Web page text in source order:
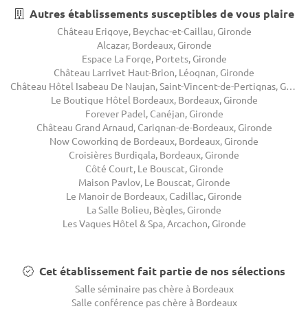
Autres établissements susceptibles de vous plaire
Château Erigoye, Beychac-et-Caillau, Gironde
Alcazar, Bordeaux, Gironde
Espace La Forge, Portets, Gironde
Château Larrivet Haut-Brion, Léognan, Gironde
Château Hôtel Isabeau De Naujan, Saint-Vincent-de-Pertignas, Gironde
Le Boutique Hôtel Bordeaux, Bordeaux, Gironde
Forever Padel, Canéjan, Gironde
Château Grand Arnaud, Carignan-de-Bordeaux, Gironde
Now Coworking de Bordeaux, Bordeaux, Gironde
Croisières Burdigala, Bordeaux, Gironde
Côté Court, Le Bouscat, Gironde
Maison Pavlov, Le Bouscat, Gironde
Le Manoir de Bordeaux, Cadillac, Gironde
La Salle Bolieu, Bègles, Gironde
Les Vagues Hôtel & Spa, Arcachon, Gironde
Cet établissement fait partie de nos sélections
Salle séminaire pas chère à Bordeaux
Salle conférence pas chère à Bordeaux